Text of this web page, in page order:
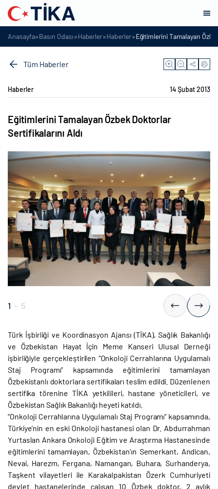
Anasayfa»Basın Odası»Haberler»Haberler»Eğitimlerini Tamalayan
Tüm Haberler
Haberler 14 Şubat 2013
Eğitimlerini Tamalayan Özbek Doktorlar
Sertifikalarını Aldı
1 - 5
Türk İşbirliği ve Koordinasyon Ajansı (TİKA), Sağlık Bakanlığı
ve Özbekistan Hayat İçin Meme Kanseri Ulusal Derneği
işbirliğiyle gerçekleştirilen “Onkoloji Cerrahlarına Uygulamalı
Staj Programı” kapsamında eğitimlerini tamamlayan
Özbekistanlı doktorlara sertifikaları teslim edildi. Düzenlenen
sertifika törenine TİKA yetkilileri, hastane yöneticileri, ve
Özbekistan Sağlık Bakanlığı heyeti katıldı.
“Onkoloji Cerrahlarına Uygulamalı Staj Programı” kapsamında,
Türkiye’nin en eski Onkoloji hastanesi olan Dr. Abdurrahman
Yurtaslan Ankara Onkoloji Eğitim ve Araştırma Hastanesinde
eğitimlerini tamamlayan, Özbekistan’ın Semerkant, Andican,
Nevai, Harezm, Fergana, Namangan, Buhara, Surhanderya,
Taşkent vilayetleri ile Karakalpakistan Özerk Cumhuriyeti
devlet hastanelerinde çalışan 10 Özbek doktor, 2 aylık